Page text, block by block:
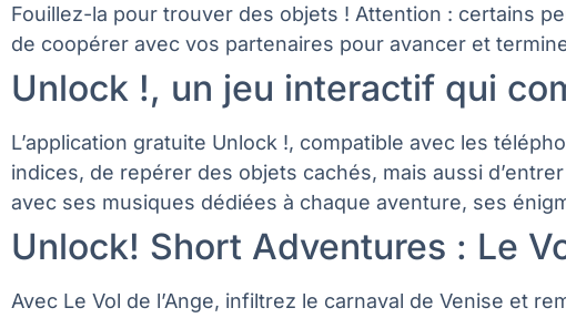
Fouillez-la pour trouver des objets ! Attention : certains
de coopérer avec vos partenaires pour avancer et
Unlock !, un jeu interactif qui
L’application gratuite Unlock !, compatible avec les
indices, de repérer des objets cachés, mais aussi
avec ses musiques dédiées à chaque aventure, ses
Unlock! Short Adventures : Le
Avec Le Vol de l’Ange, infiltrez le carnaval de Venise et